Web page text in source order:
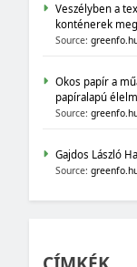
Veszélyben a
konténerek
Source:
Okos papír a
papíralapú
Source:
Gajdos László
Source: